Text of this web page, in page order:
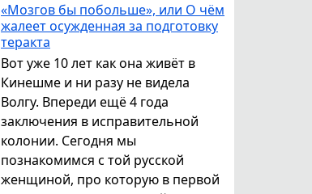
«Мозгов бы побольше», или О чём
жалеет осужденная за подготовку
теракта
Вот уже 10 лет как она живёт в
Кинешме и ни разу не видела
Волгу. Впереди ещё 4 года
заключения в исправительной
колонии. Сегодня мы
познакомимся с той русской
женщиной, про которую в первой